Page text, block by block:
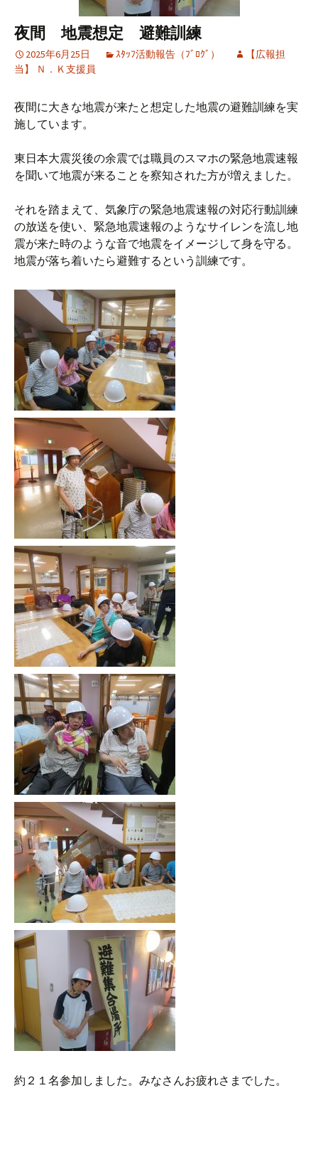
夜間 地震想定 避難訓練
2025年6月25日 ｽﾀｯﾌ活動報告（ﾌﾞﾛｸﾞ）
【広報担
当】 Ｎ．Ｋ支援員
夜間に大きな地震が来たと想定した地震の避難訓練を実
施しています。
東日本大震災後の余震では職員のスマホの緊急地震速報
を聞いて地震が来ることを察知された方が増えました。
それを踏まえて、気象庁の緊急地震速報の対応行動訓練
の放送を使い、緊急地震速報のようなサイレンを流し地
震が来た時のような音で地震をイメージして身を守る。
地震が落ち着いたら避難するという訓練です。
約２１名参加しました。みなさんお疲れさまでした。